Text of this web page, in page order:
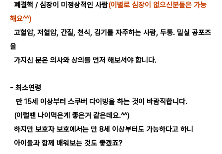
폐결핵 / 심장이 미정상적인 사람(이별로 심장이 없으신분들은 가능
해요^^)
고혈압, 저혈압, 간질, 천식, 김기를 자주하는 사람, 두통. 밀실 공포즈
을
가지신 분은 의사와 상의를 먼저 해보셔야 합니다.
- 최소연령
만 15세 이상부터 스쿠버 다이빙을 하는 것이 바람직합니다.
(이럴땐 나이먹은게 좋은거 같은데요.^^)
하지만 보호자 보호에서는 만 8세 이상부터도 가능하다고 하니
아이들과 함께 배워보는 것도 좋겠죠?